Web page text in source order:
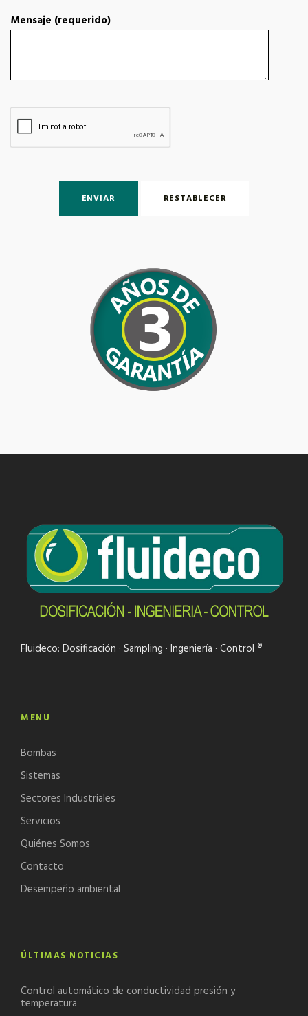
Mensaje (requerido)
Fluideco: Dosificación · Sampling · Ingeniería · Control ®
MENU
Bombas
Sistemas
Sectores Industriales
Servicios
Quiénes Somos
Contacto
Desempeño ambiental
ÚLTIMAS NOTICIAS
Control automático de conductividad presión y
temperatura